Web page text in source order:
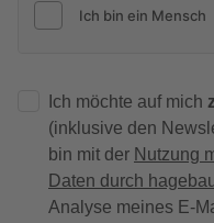
Ich möchte auf mich
(inklusive den
bin mit der Nutzung
Daten durch
Analyse meines E-